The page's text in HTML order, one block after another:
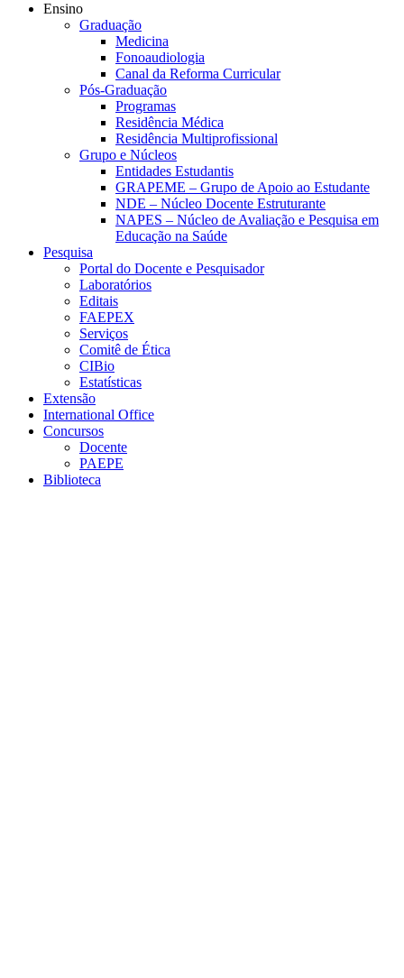
Ensino
Graduação
Medicina
Fonoaudiologia
Canal da Reforma Curricular
Pós-Graduação
Programas
Residência Médica
Residência Multiprofissional
Grupo e Núcleos
Entidades Estudantis
GRAPEME – Grupo de Apoio ao Estudante
NDE – Núcleo Docente Estruturante
NAPES – Núcleo de Avaliação e Pesquisa em
Educação na Saúde
Pesquisa
Portal do Docente e Pesquisador
Laboratórios
Editais
FAEPEX
Serviços
Comitê de Ética
CIBio
Estatísticas
Extensão
International Office
Concursos
Docente
PAEPE
Biblioteca